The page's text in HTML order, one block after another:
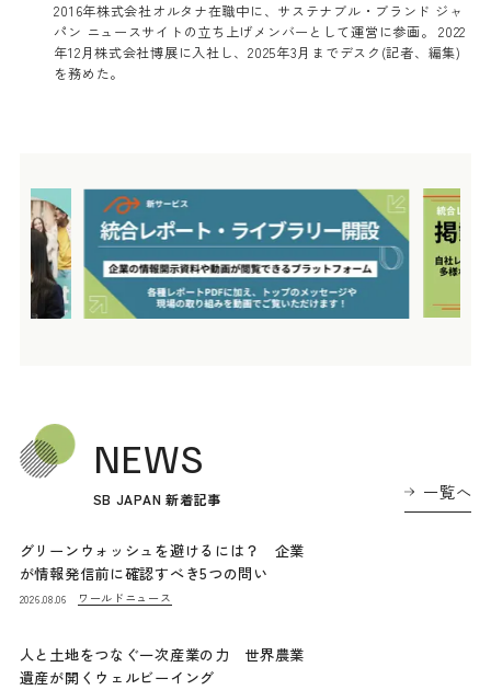
2016年株式会社オルタナ在職中に、サステナブル・ブランド ジャ
パン ニュースサイトの立ち上げメンバーとして運営に参画。 2022
年12月株式会社博展に入社し、2025年3月までデスク(記者、編集)
を務めた。
NEWS
SB JAPAN 新着記事 一覧へ
グリーンウォッシュを避けるには？ 企業
が情報発信前に確認すべき5つの問い
2026.08.06 ワールドニュース
人と土地をつなぐ一次産業の力 世界農業
遺産が開くウェルビーイング